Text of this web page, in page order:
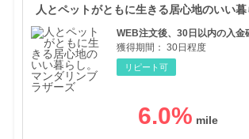
WEB注文後、30日以内の入金
獲得期間： 30日程度
リピート可
6.0%